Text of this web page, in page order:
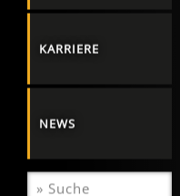
KARRIERE
NEWS